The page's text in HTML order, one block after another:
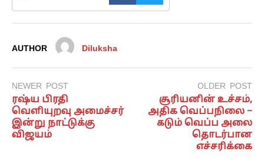
AUTHOR Diluksha
NEWER POST
ரஷ்ய பிரதி
வெளியுறவு அமைச்சர்
இன்று நாட்டுக்கு
விஜயம்
OLDER POST
சூரியனின் உச்சம்,
அதிக வெப்பநிலை –
கடும் வெப்ப அலை
தொடர்பான
எச்சரிக்கை